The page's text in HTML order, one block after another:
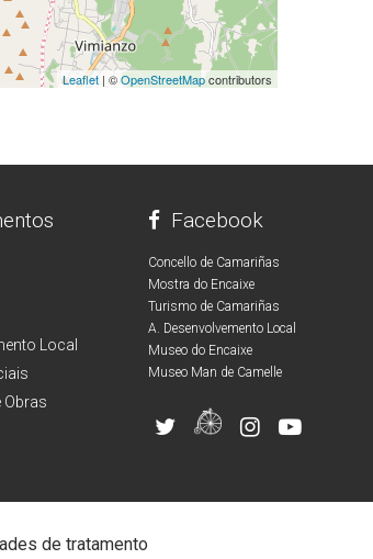
Leaflet | ©OpenStreetMapcontributors
Local
Obras
Facebook
Concello de Camariñas
Mostra do Encaixe
Turismo de Camariñas
A. Desenvolvemento Local
Museo do Encaixe
Museo Man de Camelle
de tratamento